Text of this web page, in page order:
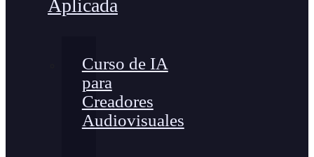
Aplicada
Curso de IA
para
Creadores
Audiovisuales